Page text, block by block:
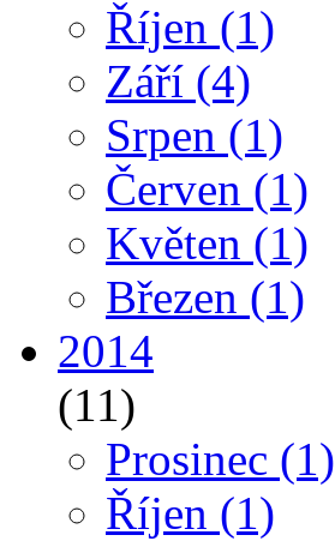
Říjen (1)
Září (4)
Srpen (1)
Červen (1)
Květen (1)
Březen (1)
2014
(11)
Prosinec (1)
Říjen (1)